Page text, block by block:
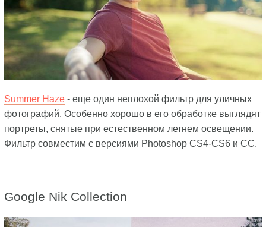
Summer Haze- еще один неплохой фильтр для уличных
фотографий. Особенно хорошо в его обработке выглядят
портреты, снятые при естественном летнем освещении.
Фильтр совместим с версиями Photoshop CS4-CS6 и CC.
Google Nik Collection